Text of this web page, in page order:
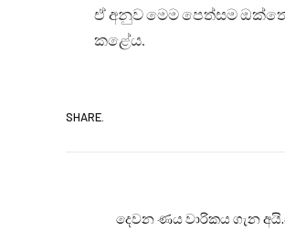
ඒ අනුව මෙම පෙත්සම
කළේය.
SHARE.
දෙවන ණය වාරිකය ගැන